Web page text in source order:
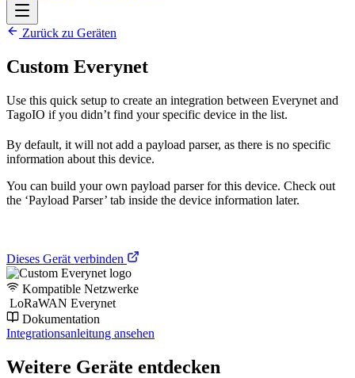
Zurück zu Geräten
Custom Everynet
Use this quick setup to create an integration between Everynet and
TagoIO if you didn’t find your specific device in the list.
By default, it will not add a payload parser, as there is no specific
information about this device.
You can build your own payload parser for this device. Check out
the ‘Payload Parser’ tab inside the device information later.
Dieses Gerät verbinden
Kompatible Netzwerke
LoRaWAN Everynet
Dokumentation
Integrationsanleitung ansehen
Weitere Geräte entdecken